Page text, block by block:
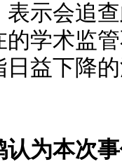
表示会追
的学术监
日益下降
本次事